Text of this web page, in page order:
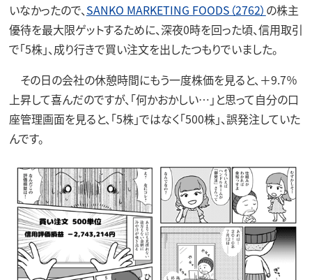
いなかったので、SANKO MARKETING FOODS（2762） の株主
優待を最大限ゲットするために、深夜0時を回った頃、信用取引
で「5株」、成り行きで買い注文を出したつもりでいました。
その日の会社の休憩時間にもう一度株価を見ると、＋9.7％
上昇して喜んだのですが、「何かおかしい…」と思って自分の口
座管理画面を見ると、「5株」ではなく「500株」、誤発注していた
んです。